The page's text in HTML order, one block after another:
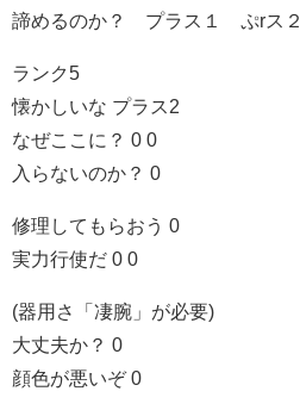
諦めるのか？ プラス１ ぷrス２
ランク5
懐かしいな プラス2
なぜここに？ 0 0
入らないのか？ 0
修理してもらおう 0
実力行使だ 0 0
(器用さ「凄腕」が必要)
大丈夫か？ 0
顔色が悪いぞ 0